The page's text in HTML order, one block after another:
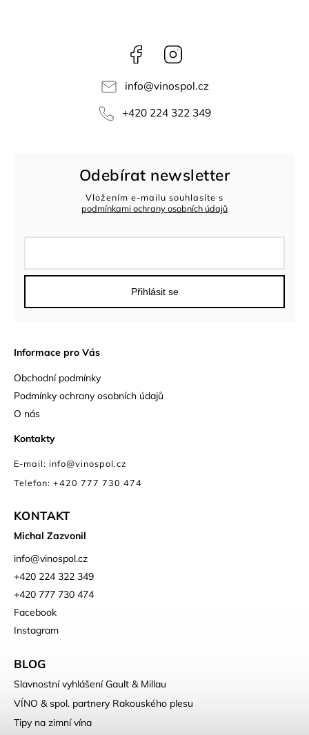
Facebook
info@vinospol.cz
+420 224 322 349
Odebírat newsletter
Vložením e-mailu souhlasíte s
podmínkami ochrany osobních údajů
Přihlásit se
Informace pro Vás
Obchodní podmínky
Podmínky ochrany osobních údajů
O nás
Kontakty
E-mail: info@vinospol.cz
Telefon: +420 777 730 474
KONTAKT
Michal Zazvonil
info@vinospol.cz
+420 224 322 349
+420 777 730 474
Facebook
Instagram
BLOG
Slavnostní vyhlášení Gault & Millau
VÍNO & spol. partnery Rakouského plesu
Tipy na zimní vína